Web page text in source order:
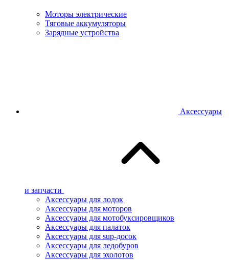
Моторы электрические
Тяговые аккумуляторы
Зарядные устройства
Аксессуары
и запчасти
Аксессуары для лодок
Аксессуары для моторов
Аксессуары для мотобуксировщиков
Аксессуары для палаток
Аксессуары для sup-досок
Аксессуары для ледобуров
Аксессуары для эхолотов